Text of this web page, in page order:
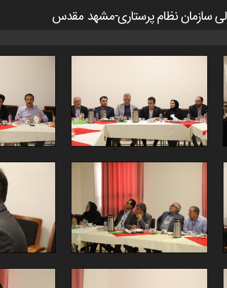
سازمان نظام پرستاری-مشهد مقدس